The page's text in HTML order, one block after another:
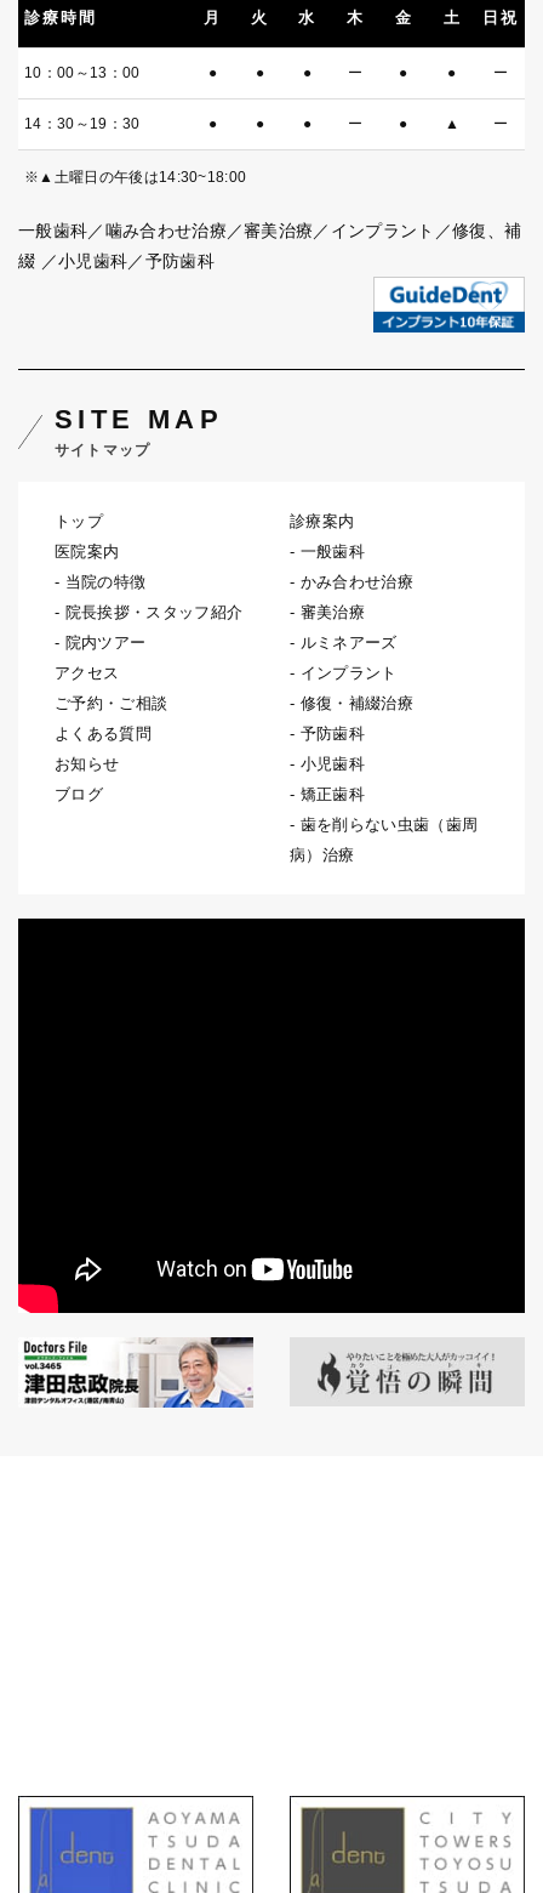
診療時間 月 火 水 木 金 土 日祝
10：00～13：00 ● ● ● ー ● ● ー
14：30～19：30 ● ● ● ー ● ▲ ー
※▲土曜日の午後は14:30~18:00
一般歯科／噛み合わせ治療／審美治療／インプラント／修復、補
綴 ／小児歯科／予防歯科
SITE MAP
サイトマップ
トップ
医院案内
当院の特徴
院長挨拶・スタッフ紹介
院内ツアー
アクセス
ご予約・ご相談
よくある質問
お知らせ
ブログ
診療案内
一般歯科
かみ合わせ治療
審美治療
ルミネアーズ
インプラント
修復・補綴治療
予防歯科
小児歯科
矯正歯科
歯を削らない虫歯（歯周
病）治療